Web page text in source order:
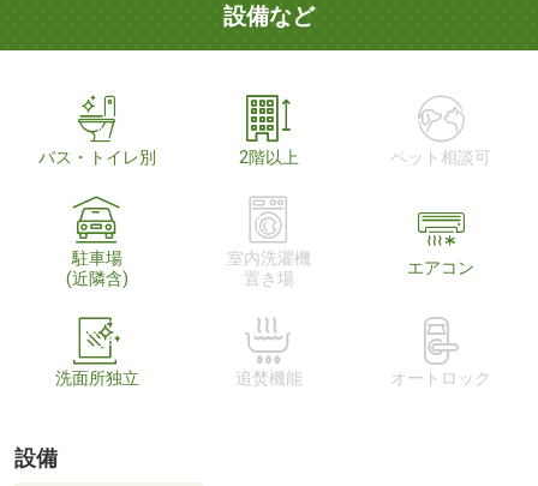
設備など
バス・トイレ別 2階以上 ペット相談可
駐車場
(近隣含)
室内洗濯機
置き場
エアコン
洗面所独立 追焚機能 オートロック
設備